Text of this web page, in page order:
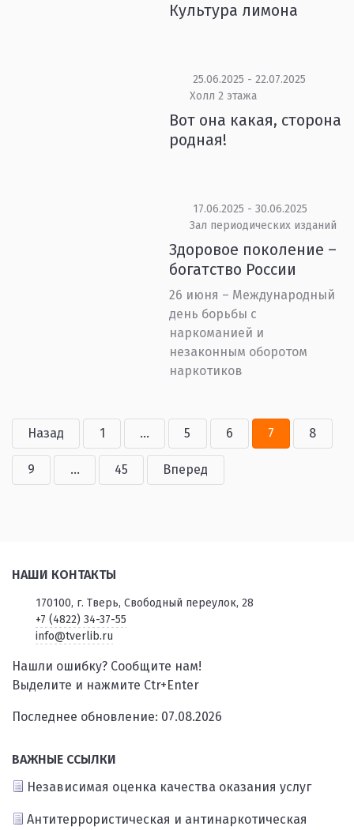
Культура лимона
25.06.2025 - 22.07.2025
Холл 2 этажа
Вот она какая, сторона
родная!
17.06.2025 - 30.06.2025
Зал периодических изданий
Здоровое поколение –
богатство России
26 июня – Международный
день борьбы с
наркоманией и
незаконным оборотом
наркотиков
Назад 1 ... 5 6 7 8
9 ... 45 Вперед
НАШИ КОНТАКТЫ
170100, г. Тверь, Свободный переулок, 28
+7 (4822) 34-37-55
info@tverlib.ru
Нашли ошибку? Сообщите нам!
Выделите и нажмите Ctr+Enter
Последнее обновление: 07.08.2026
ВАЖНЫЕ ССЫЛКИ
Независимая оценка качества оказания услуг
Антитеррористическая и антинаркотическая